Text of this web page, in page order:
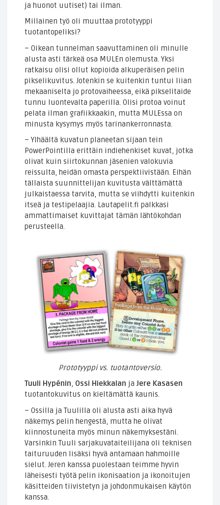
ja huonot uutiset) tai ilman.
Millainen työ oli muuttaa prototyyppi
tuotantopeliksi?
– Oikean tunnelman saavuttaminen oli minulle
alusta asti tärkeä osa MULEn olemusta. Yksi
ratkaisu olisi ollut kopioida alkuperäisen pelin
pikselikuvitus. Jotenkin se kuitenkin tuntui liian
mekaaniselta jo protovaiheessa, eikä pikselitaide
tunnu luontevalta paperilla. Olisi protoa voinut
pelata ilman grafiikkaakin, mutta MULEssa on
minusta kysymys myös tarinankerronnasta.
– Ylhäältä kuvatun planeetan sijaan tein
PowerPointilla erittäin indiehenkiset kuvat, jotka
olivat kuin siirtokunnan jäsenien valokuvia
reissulta, heidän omasta perspektiivistään. Eihän
tällaista suunnittelijan kuvitusta välttämättä
julkaistaessa tarvita, mutta se viihdytti kuitenkin
itseä ja testipelaajia. Lautapelit.fi palkkasi
ammattimaiset kuvittajat tämän lähtökohdan
perusteella.
Prototyyppi vs. tuotantoversio.
Tuuli Hypénin, Ossi Hiekkalan ja Jere Kasasen
tuotantokuvitus on kieltämättä kaunis.
– Ossilla ja Tuulilla oli alusta asti aika hyvä
näkemys pelin hengestä, mutta he olivat
kiinnostuneita myös minun näkemyksestäni.
Varsinkin Tuuli sarjakuvataiteilijana oli teknisen
taituruuden lisäksi hyvä antamaan hahmoille
sielut. Jeren kanssa puolestaan teimme hyvin
läheisesti työtä pelin ikonisaation ja ikonoitujen
käsitteiden tiivistetyn ja johdonmukaisen käytön
kanssa.